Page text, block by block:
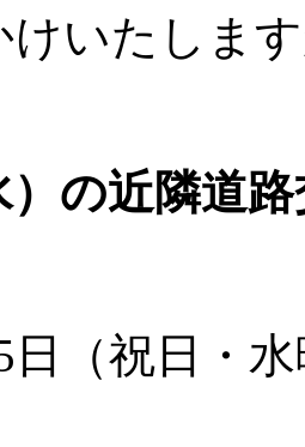
けいたしま
）の近隣道
日（祝日・